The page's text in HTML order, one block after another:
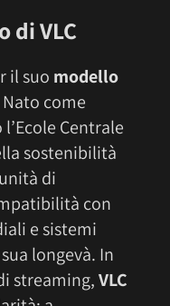
di VLC
il suo modello
Nato come
Centrale
sostenibilità
di
con
e sistemi
longevà. In
streaming,VLC